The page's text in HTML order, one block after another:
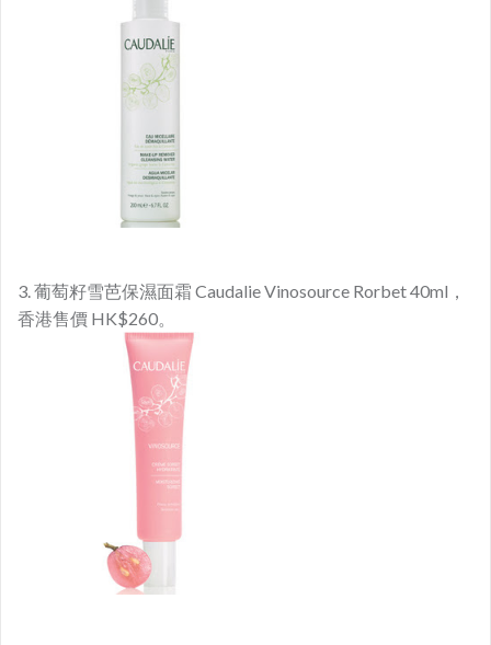
3. 葡萄籽雪芭保濕面霜 Caudalie Vinosource Rorbet 40ml，
香港售價 HK$260。